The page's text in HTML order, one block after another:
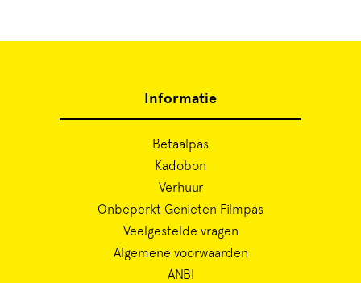
Informatie
Betaalpas
Kadobon
Verhuur
Onbeperkt Genieten Filmpas
Veelgestelde vragen
Algemene voorwaarden
ANBI